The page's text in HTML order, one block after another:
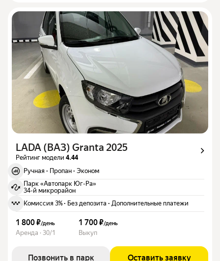
LADA (ВАЗ) Granta 2025
Рейтинг модели 4.44
Ручная · Пропан · Эконом
Парк «Автопарк Юг-Ра»
34-й микрорайон
Комиссия 3%· Без депозита · Дополнительные платежи
1 800 ₽/день
Аренда · 30/1
1 700 ₽/день
Выкуп
Позвонить в парк Оставить заявку